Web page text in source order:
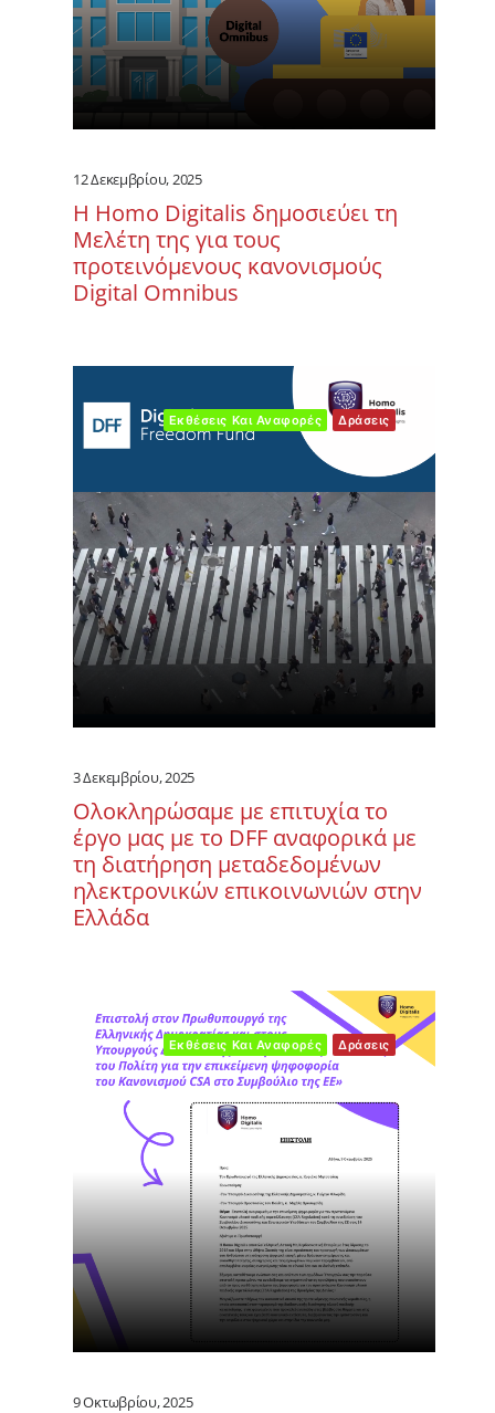
12 Δεκεμβρίου, 2025
Η Homo Digitalis δημοσιεύει τη
Μελέτη της για τους
προτεινόμενους κανονισμούς
Digital Omnibus
Εκθέσεις Και Αναφορές Δράσεις
3 Δεκεμβρίου, 2025
Ολοκληρώσαμε με επιτυχία το
έργο μας με το DFF αναφορικά με
τη διατήρηση μεταδεδομένων
ηλεκτρονικών επικοινωνιών στην
Ελλάδα
Εκθέσεις Και Αναφορές Δράσεις
9 Οκτωβρίου, 2025